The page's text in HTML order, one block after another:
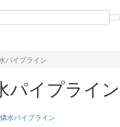
パイプライン
パイプライン